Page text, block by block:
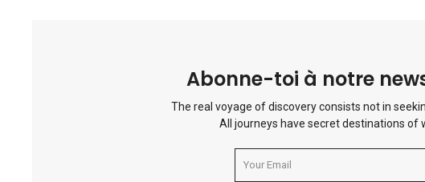
Abonne-toi à notre
The real voyage of discovery consists not in
All journeys have secret destinations of